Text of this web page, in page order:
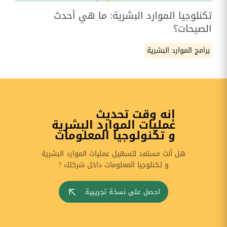
تكنلوجيا الموارد البشرية: ما هي أحدث
الصيحات؟
برامج الموارد البشرية
إنه وقت تحديث
عمليات الموارد البشرية
و تكنولوجيا المعلومات
هل أنت مستعد لتسهيل عمليات الموارد البشرية
و تكنلوجيا المعلومات داخل شركتك ?
احصل على نسخة تجريبية